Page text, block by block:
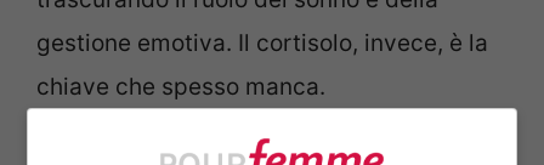
gestione emotiva. Il cortisolo, invece, è la
chiave che spesso manca.